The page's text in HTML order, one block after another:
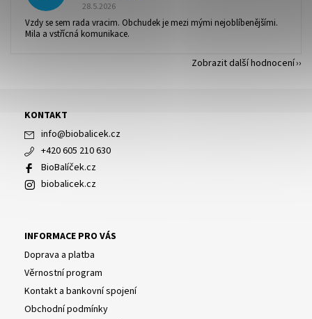
28.5.2026
Vzdy se sem rada vracim. Obchudek je mezi mými nejoblíbenějšími.
Mila a vstřícná komunikace.
Zobrazit další hodnocení
KONTAKT
info@biobalicek.cz
+420 605 210 630
BioBalíček.cz
biobalicek.cz
INFORMACE PRO VÁS
Doprava a platba
Věrnostní program
Kontakt a bankovní spojení
Obchodní podmínky